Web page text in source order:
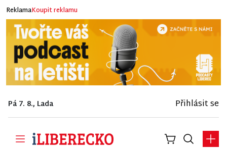
ReklamaKoupit reklamu
Pá 7. 8., Lada Přihlásit se